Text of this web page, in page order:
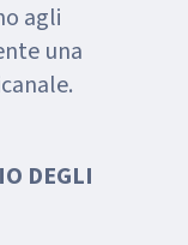
agli
una
DEGLI